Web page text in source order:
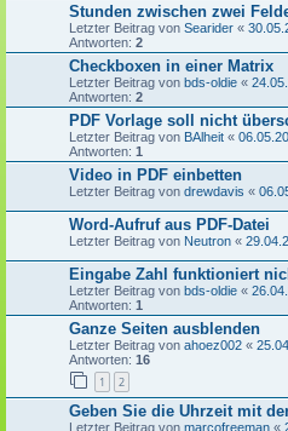
Stunden zwischen zwei
Letzter Beitrag von Searider «
Antworten: 2
Checkboxen in einer Matrix
Letzter Beitrag von bds-oldie «
Antworten: 2
PDF Vorlage soll nicht
Letzter Beitrag von BAlheit «
Antworten: 1
Video in PDF einbetten
Letzter Beitrag von drewdavis «
Word-Aufruf aus PDF-Datei
Letzter Beitrag von Neutron «
Eingabe Zahl funktioniert
Letzter Beitrag von bds-oldie «
Antworten: 1
Ganze Seiten ausblenden
Letzter Beitrag von ahoez002 «
Antworten: 16
1 2
Geben Sie die Uhrzeit mit
Letzter Beitrag von marcofreeman «